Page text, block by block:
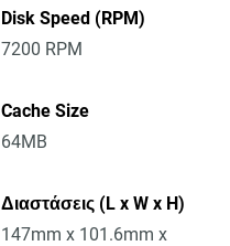
Disk Speed (RPM)
7200 RPM
Cache Size
64MB
Διαστάσεις (L x W x H)
147mm x 101.6mm x